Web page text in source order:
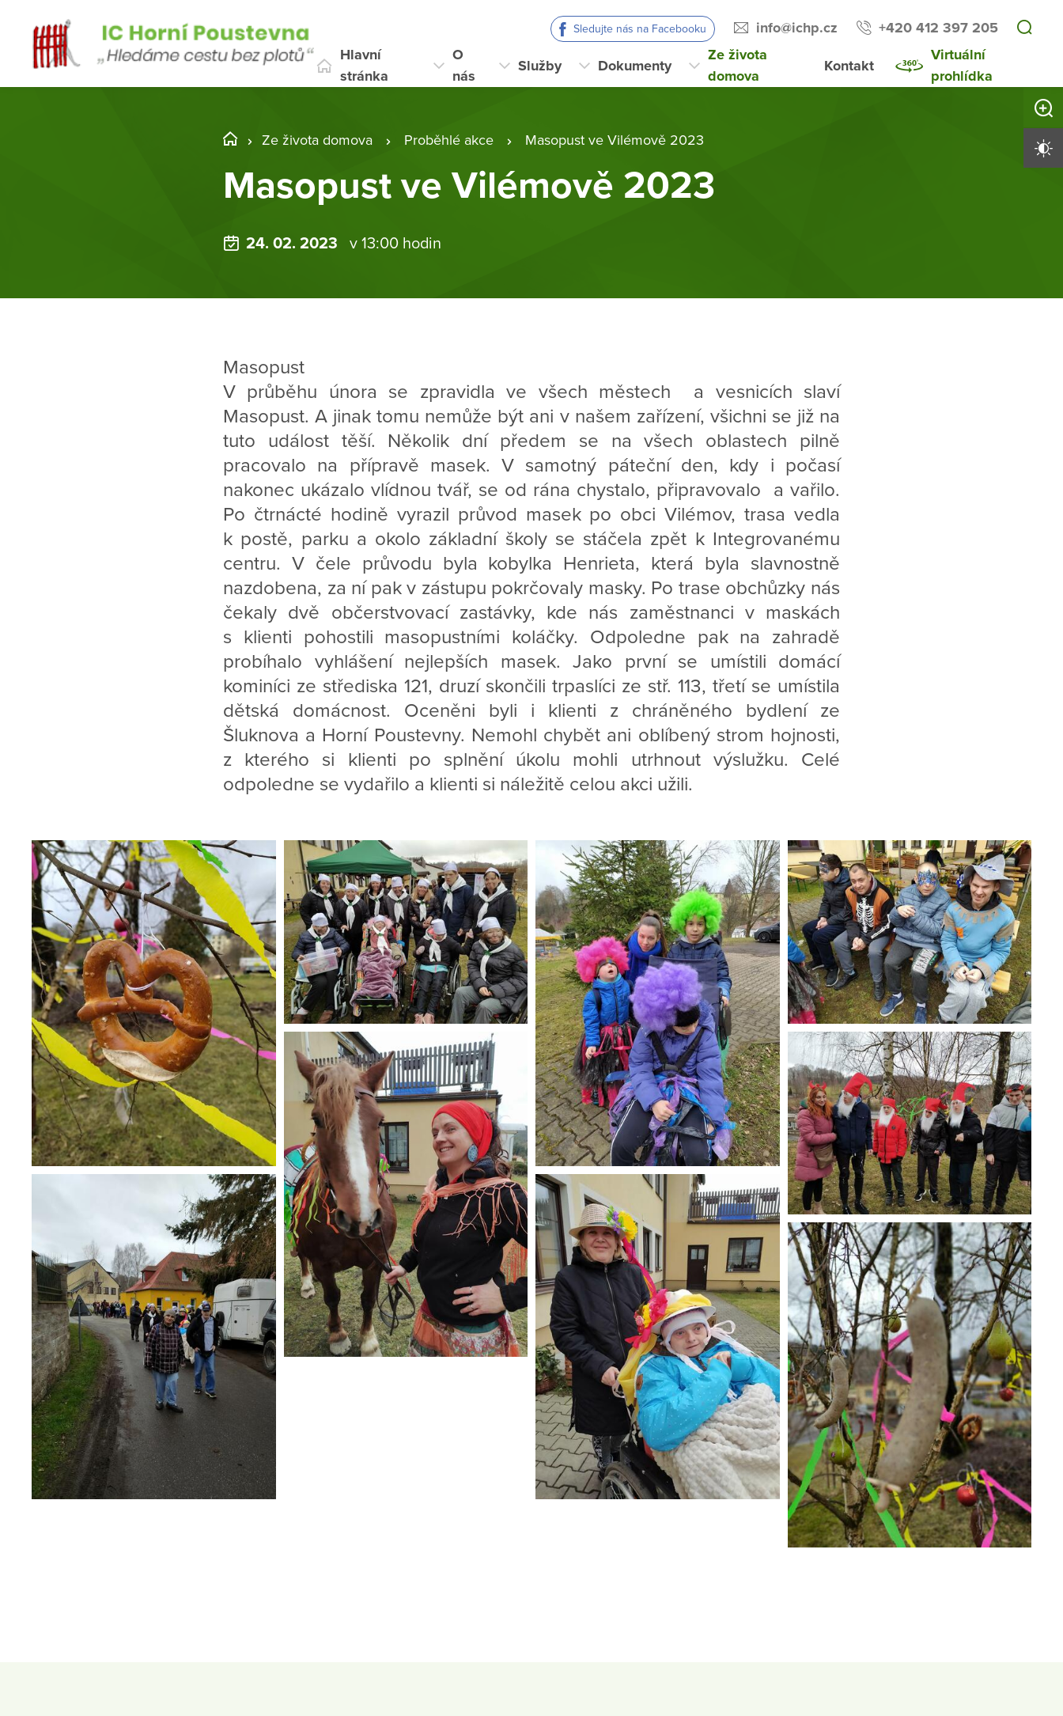
Sledujte nás na Facebooku info@ichp.cz
+420 412 397 205
Hlavní
stránka
O
nás
Služby Dokumenty
Ze života
domova
Kontakt
Virtuální
prohlídka
Ze života domova Proběhlé akce Masopust ve Vilémově 2023
Masopust ve Vilémově 2023
24. 02. 2023 v 13:00 hodin
Masopust
V průběhu února se zpravidla ve všech městech a vesnicích slaví
Masopust. A jinak tomu nemůže být ani v našem zařízení, všichni se již na
tuto událost těší. Několik dní předem se na všech oblastech pilně
pracovalo na přípravě masek. V samotný páteční den, kdy i počasí
nakonec ukázalo vlídnou tvář, se od rána chystalo, připravovalo a vařilo.
Po čtrnácté hodině vyrazil průvod masek po obci Vilémov, trasa vedla
k postě, parku a okolo základní školy se stáčela zpět k Integrovanému
centru. V čele průvodu byla kobylka Henrieta, která byla slavnostně
nazdobena, za ní pak v zástupu pokrčovaly masky. Po trase obchůzky nás
čekaly dvě občerstvovací zastávky, kde nás zaměstnanci v maskách
s klienti pohostili masopustními koláčky. Odpoledne pak na zahradě
probíhalo vyhlášení nejlepších masek. Jako první se umístili domácí
kominíci ze střediska 121, druzí skončili trpaslíci ze stř. 113, třetí se umístila
dětská domácnost. Oceněni byli i klienti z chráněného bydlení ze
Šluknova a Horní Poustevny. Nemohl chybět ani oblíbený strom hojnosti,
z kterého si klienti po splnění úkolu mohli utrhnout výslužku. Celé
odpoledne se vydařilo a klienti si náležitě celou akci užili.